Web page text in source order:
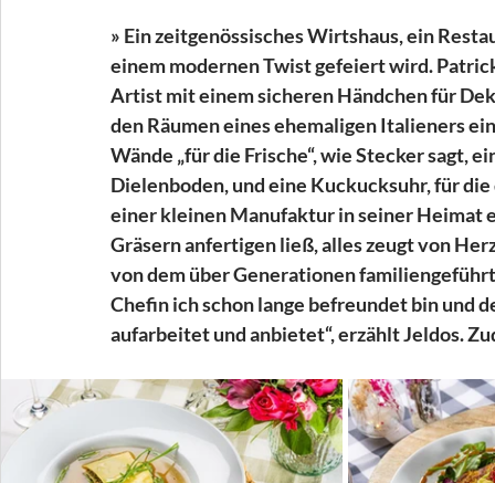
» Ein zeitgenössisches Wirtshaus, ein
einem modernen Twist gefeiert wird.
Artist mit einem sicheren Händchen für
den Räumen eines ehemaligen Italieners
Wände „für die Frische“, wie Stecker sagt,
Dielenboden, und eine Kuckucksuhr, für
einer kleinen Manufaktur in seiner Heimat
Gräsern anfertigen ließ, alles zeugt von
von dem über Generationen
Chefin ich schon lange befreundet bin und
aufarbeitet und anbietet“, erzählt Jeldos.